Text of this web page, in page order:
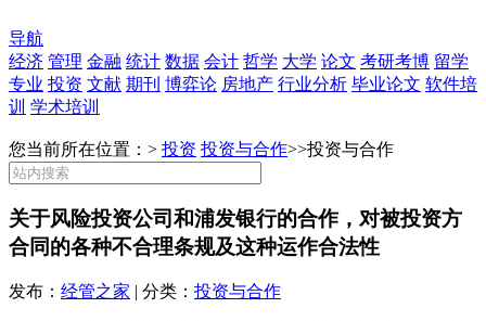
导航
经济 管理 金融 统计 数据 会计 哲学 大学 论文 考研考博 留学
专业 投资 文献 期刊 博弈论 房地产 行业分析 毕业论文 软件培
训 学术培训
您当前所在位置：> 投资 投资与合作>>投资与合作
关于风险投资公司和浦发银行的合作，对被投资方
合同的各种不合理条规及这种运作合法性
发布： 经管之家 | 分类： 投资与合作